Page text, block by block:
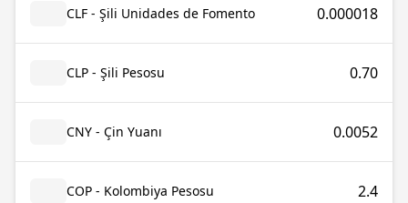
CLF - Şili Unidades de Fomento 0.000018
CLP - Şili Pesosu 0.70
CNY - Çin Yuanı 0.0052
COP - Kolombiya Pesosu 2.4